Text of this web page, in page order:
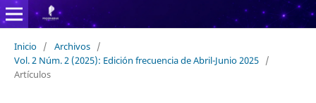
Inicio / Archivos /
Vol. 2 Núm. 2 (2025): Edición frecuencia de Abril-Junio 2025 /
Artículos